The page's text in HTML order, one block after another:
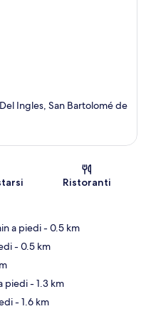
Ingles, San Bartolomé de
Ristoranti
a piedi- 0.5 km
- 0.5 km
piedi- 1.3 km
- 1.6 km